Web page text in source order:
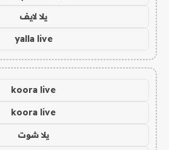
يلا لايف
yalla live
koora live
koora live
يلا شوت